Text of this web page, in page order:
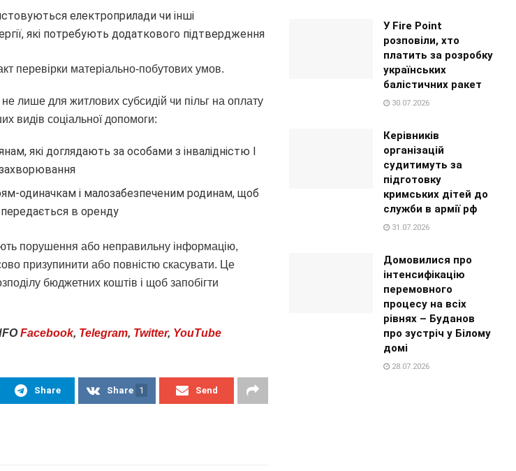
електроприлади чи інші
які потребують додаткового підтвердження
перевірки матеріально-побутових умов.
лише для житлових субсидій чи пільг на оплату
видів соціальної допомоги:
які доглядають за особами з інвалідністю I
захворювання
одиначкам і малозабезпеченим родинам, щоб
в оренду
порушення або неправильну інформацію,
призупинити або повністю скасувати. Це
бюджетних коштів і щоб запобігти
Facebook, Telegram, Twitter, YouTube
Share Share 1 Send
У Fire Point
розповіли, хто
платить за розробку
українських
балістичних ракет
30.07.2026
Керівників
організацій
судитимуть за
підготовку
кримських дітей до
служби в армії рф
31.07.2026
Домовилися про
інтенсифікацію
перемовного
процесу на всіх
рівнях – Буданов
про зустріч у Білому
домі
28.07.2026